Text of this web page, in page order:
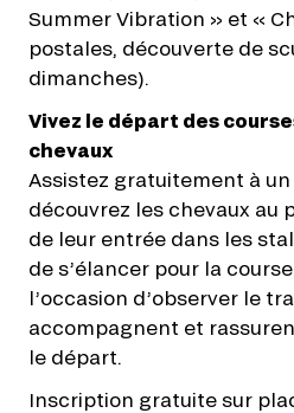
Summer Vibration » et «
postales, découverte de
dimanches).
Vivez le départ des
chevaux
Assistez gratuitement à
découvrez les chevaux au
de leur entrée dans les
de s’élancer pour la
l’occasion d’observer le
accompagnent et
le départ.
Inscription gratuite sur